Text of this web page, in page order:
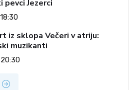
pevci Jezerci
iz sklopa Večeri v atriju:
muzikanti